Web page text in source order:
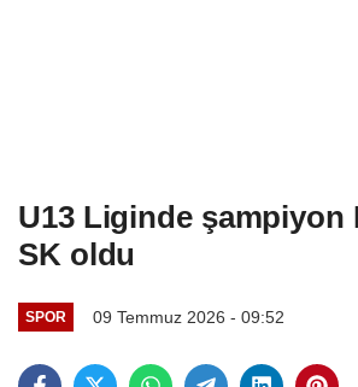
U13 Liginde şampiyon
SK oldu
SPOR 09 Temmuz 2026 - 09:52